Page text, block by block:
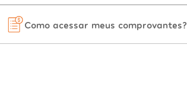
Como acessar meus comprovantes?